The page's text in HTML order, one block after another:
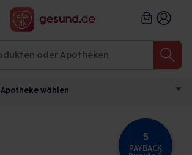
Apotheke wählen
5
PAYBACK
4